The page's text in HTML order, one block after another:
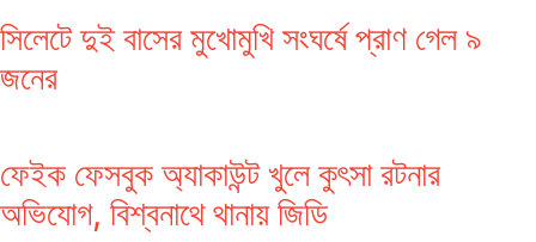
সিলেটে দুই বাসের মুখোমুখি সংঘর্ষে প্রাণ গেল ৯
জনের
ফেইক ফেসবুক অ্যাকাউন্ট খুলে কুৎসা রটনার
অভিযোগ, বিশ্বনাথে থানায় জিডি